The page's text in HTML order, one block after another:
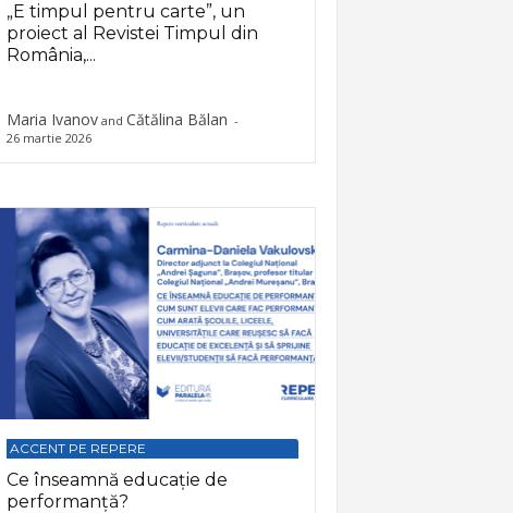
„E timpul pentru carte”, un
proiect al Revistei Timpul din
România,...
Maria Ivanovand Cătălina Bălan -
26 martie 2026
ACCENT PE REPERE
Ce înseamnă educație de
performanță?